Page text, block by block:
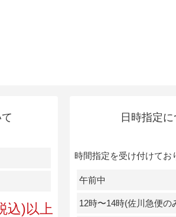
込)以上
日時指定
時間指定を受け付けてお
午前中
12時〜14時(佐川急便の